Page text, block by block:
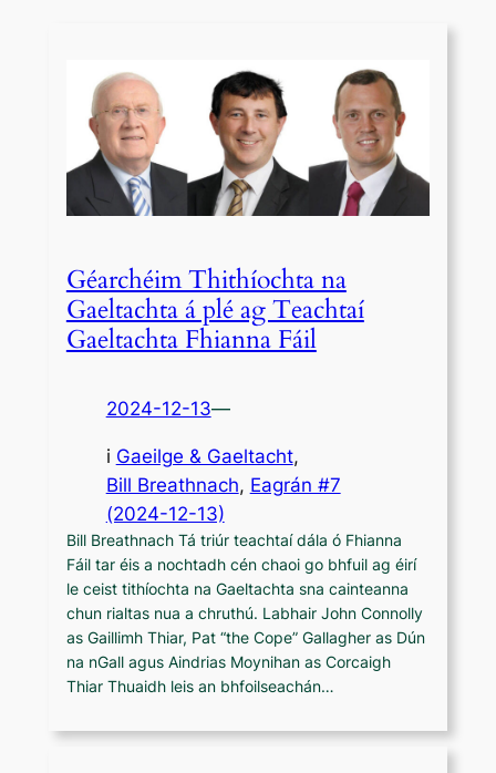
Géarchéim Thithíochta na
Gaeltachta á plé ag Teachtaí
Gaeltachta Fhianna Fáil
2024-12-13—
i Gaeilge & Gaeltacht,
Bill Breathnach, Eagrán #7
(2024-12-13)
Bill Breathnach Tá triúr teachtaí dála ó Fhianna
Fáil tar éis a nochtadh cén chaoi go bhfuil ag éirí
le ceist tithíochta na Gaeltachta sna cainteanna
chun rialtas nua a chruthú. Labhair John Connolly
as Gaillimh Thiar, Pat “the Cope” Gallagher as Dún
na nGall agus Aindrias Moynihan as Corcaigh
Thiar Thuaidh leis an bhfoilseachán…